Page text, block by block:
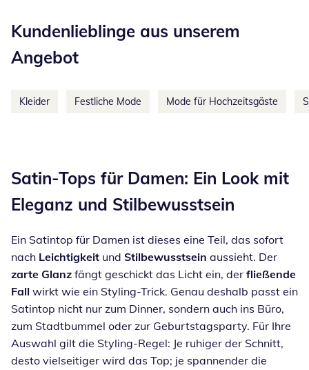
Kundenlieblinge aus unserem
Angebot
Kleider Festliche Mode Mode für Hochzeitsgäste
Satin-Tops für Damen: Ein Look mit
Eleganz und Stilbewusstsein
Ein Satintop für Damen ist dieses eine Teil, das sofort
nach Leichtigkeit und Stilbewusstsein aussieht. Der
zarte Glanz fängt geschickt das Licht ein, der fließende
Fall wirkt wie ein Styling-Trick. Genau deshalb passt ein
Satintop nicht nur zum Dinner, sondern auch ins Büro,
zum Stadtbummel oder zur Geburtstagsparty. Für Ihre
Auswahl gilt die Styling-Regel: Je ruhiger der Schnitt,
desto vielseitiger wird das Top; je spannender die